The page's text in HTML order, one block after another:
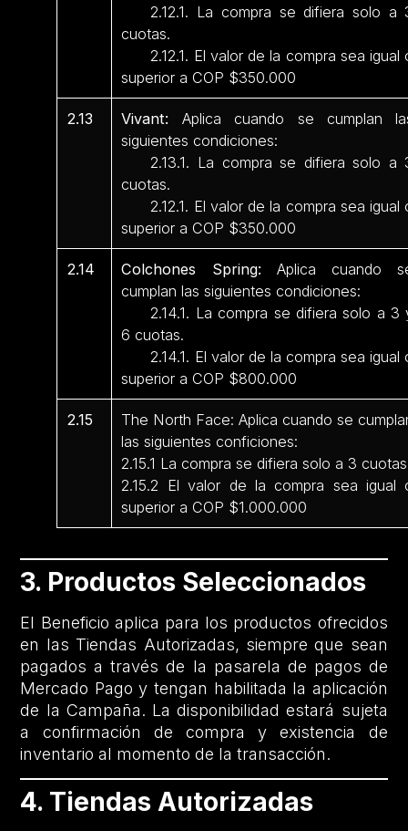
2.12.1. La compra se difiera solo a
cuotas.
2.12.1. El valor de la compra sea igual
superior a COP $350.000
2.13 Vivant: Aplica cuando se cumplan
siguientes condiciones:
2.13.1. La compra se difiera solo a
cuotas.
2.12.1. El valor de la compra sea igual
superior a COP $350.000
2.14 Colchones Spring: Aplica cuando
cumplan las siguientes condiciones:
2.14.1. La compra se difiera solo a 3
6 cuotas.
2.14.1. El valor de la compra sea igual
superior a COP $800.000
2.15
The North Face: Aplica cuando se
las siguientes conficiones:
2.15.1 La compra se difiera solo a 3
2.15.2 El valor de la compra sea igual
superior a COP $1.000.000
3. Productos Seleccionados
El Beneficio aplica para los productos ofrecidos
en las Tiendas Autorizadas, siempre que sean
pagados a través de la pasarela de pagos de
Mercado Pago y tengan habilitada la aplicación
de la Campaña. La disponibilidad estará sujeta
a confirmación de compra y existencia de
inventario al momento de la transacción.
4. Tiendas Autorizadas